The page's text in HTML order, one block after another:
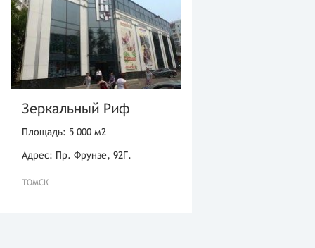
Зеркальный Риф
Площадь: 5 000 м2
Адрес: Пр. Фрунзе, 92Г.
ТОМСК